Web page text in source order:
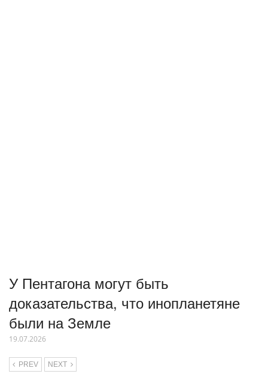
У Пентагона могут быть
доказательства, что инопланетяне
были на Земле
19.07.2026
PREV NEXT